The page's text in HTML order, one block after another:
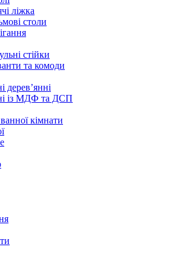
ліжка
столи
стійки
та комоди
дерев’янні
із МДФ та ДСП
кімнати